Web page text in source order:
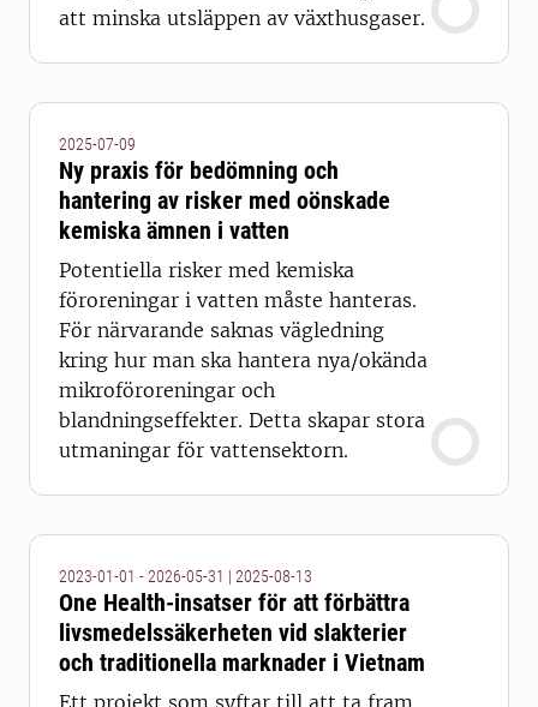
att minska utsläppen av växthusgaser.
2025-07-09
Ny praxis för bedömning och
hantering av risker med oönskade
kemiska ämnen i vatten
Potentiella risker med kemiska
föroreningar i vatten måste hanteras.
För närvarande saknas vägledning
kring hur man ska hantera nya/okända
mikroföroreningar och
blandningseffekter. Detta skapar stora
utmaningar för vattensektorn.
2023-01-01 - 2026-05-31 | 2025-08-13
One Health-insatser för att förbättra
livsmedelssäkerheten vid slakterier
och traditionella marknader i Vietnam
Ett projekt som syftar till att ta fram